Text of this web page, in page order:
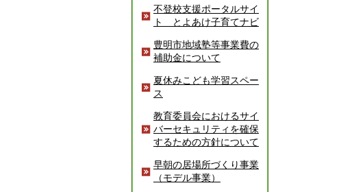
不登校支援ポータルサイ
ト とよあけ子育てナビ
豊明市地域塾等事業費の
補助金について
夏休みこども学習スペー
ス
教育委員会におけるサイ
バーセキュリティを確保
するための方針について
早朝の居場所づくり事業
（モデル事業）